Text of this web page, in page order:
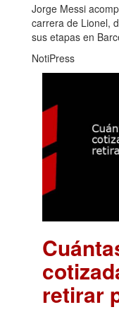
Jorge Messi
carrera de Lionel,
sus etapas en
NotiPress
retirar